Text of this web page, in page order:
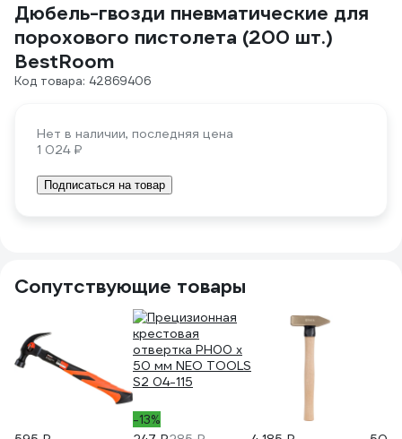
Дюбель-гвозди пневматические для
порохового пистолета (200 шт.)
BestRoom
Код товара: 42869406
Нет в наличии, последняя цена
1 024 ₽
Подписаться на товар
Сопутствующие товары
-13%